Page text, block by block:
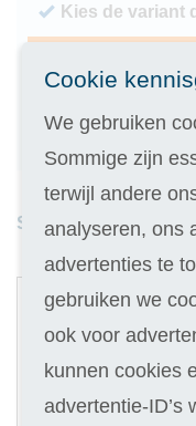
Kies de variant
14 dagen
Geld terug als je
Studieduur: 16
Digitale cursus
998
1
Cookie
We gebruiken
Sommige zijn
terwijl andere
analyseren, ons
advertenties te
gebruiken we
ook voor
kunnen cookies
advertentie-ID’s